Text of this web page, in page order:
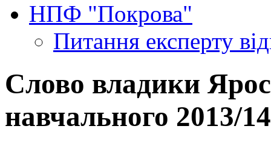
НПФ "Покрова"
Питання експерту
Слово владики
навчального 2013/